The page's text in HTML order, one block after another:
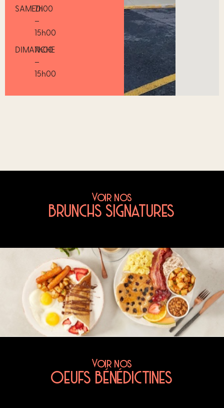
SAMEDI7h00
–
15h00
DIMANCHE
7h00
–
15h00
Voir nos
BRUNCHS SIGNATURES
Voir nos
OEUFS BÉNÉDICTINES